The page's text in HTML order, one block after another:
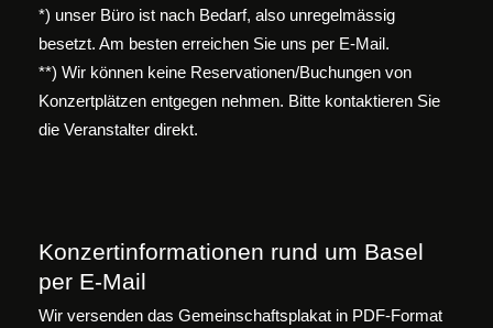
*) unser Büro ist nach Bedarf, also unregelmässig
besetzt. Am besten erreichen Sie uns per E-Mail.
**) Wir können keine Reservationen/Buchungen von
Konzertplätzen entgegen nehmen. Bitte kontaktieren Sie
die Veranstalter direkt.
Konzertinformationen rund um Basel
per E-Mail
Wir versenden das Gemeinschaftsplakat in PDF-Format